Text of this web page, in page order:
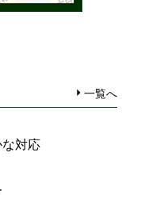
一覧へ
な対応